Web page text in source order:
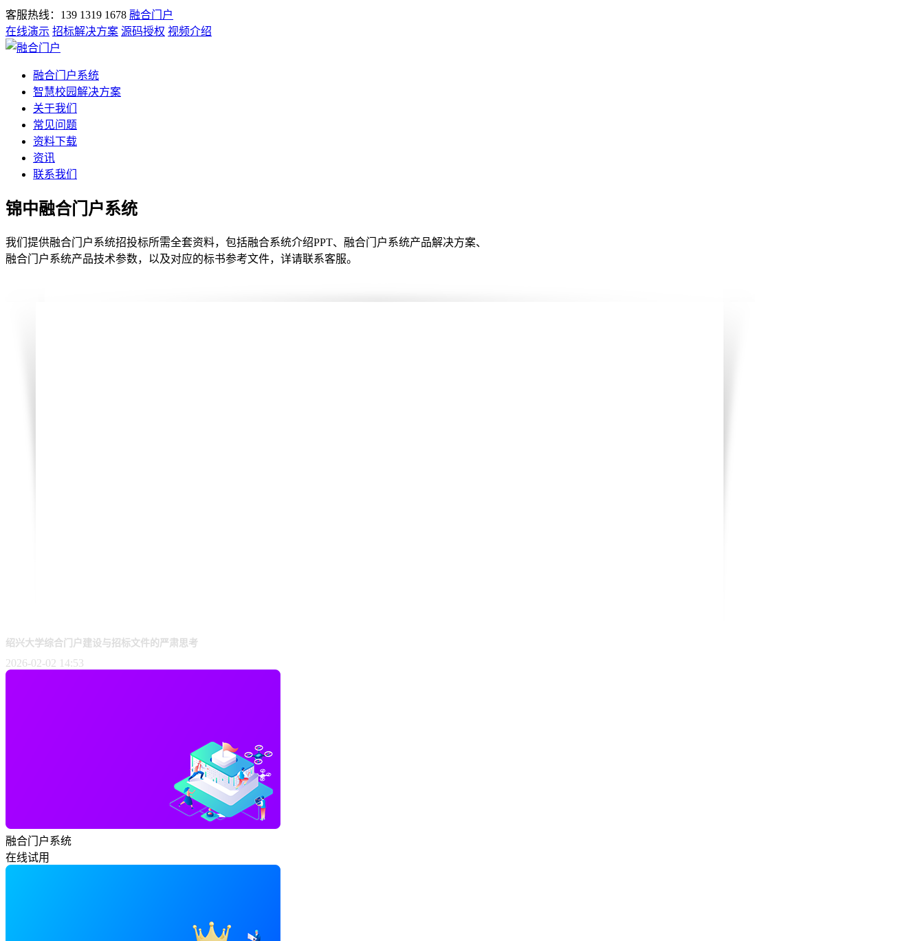
客服热线：139 1319 1678 融合门户
在线演示 招标解决方案 源码授权 视频介绍
融合门户系统
智慧校园解决方案
关于我们
常见问题
资料下载
资讯
联系我们
锦中融合门户系统
我们提供融合门户系统招投标所需全套资料，包括融合系统介绍PPT、融合门户系统产品解决方案、
融合门户系统产品技术参数，以及对应的标书参考文件，详请联系客服。
绍兴大学综合门户建设与招标文件的严肃思考
2026-02-02 14:53
融合门户系统
在线试用